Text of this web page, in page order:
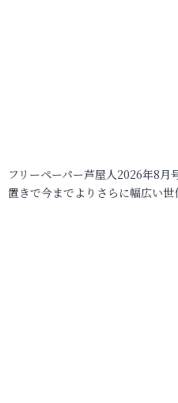
フリーペーパー芦屋人2026年8
置きで今までよりさらに幅広い